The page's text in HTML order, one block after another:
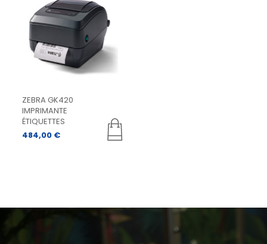
ZEBRA GK420
IMPRIMANTE
ÉTIQUETTES
484,00 €